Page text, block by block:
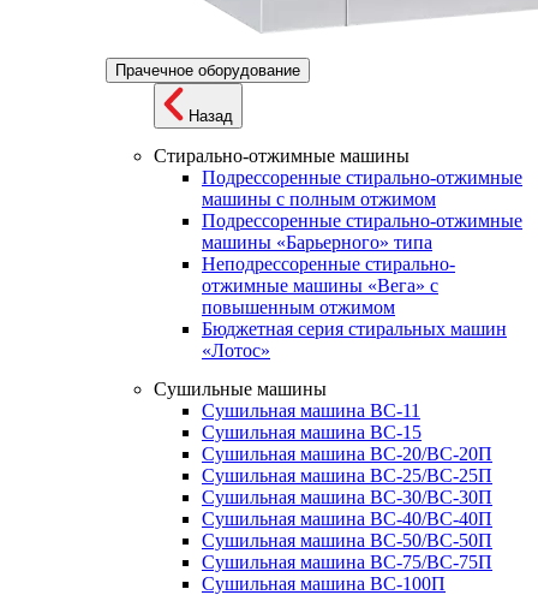
Прачечное оборудование
Назад
Стирально-отжимные машины
Подрессоренные стирально-отжимные
машины с полным отжимом
Подрессоренные стирально-отжимные
машины «Барьерного» типа
Неподрессоренные стирально-
отжимные машины «Вега» с
повышенным отжимом
Бюджетная серия стиральных машин
«Лотос»
Сушильные машины
Сушильная машина ВС-11
Сушильная машина ВС-15
Сушильная машина ВС-20/ВС-20П
Сушильная машина ВС-25/ВС-25П
Сушильная машина ВС-30/ВС-30П
Сушильная машина ВС-40/ВС-40П
Сушильная машина ВС-50/ВС-50П
Сушильная машина ВС-75/ВС-75П
Сушильная машина ВС-100П